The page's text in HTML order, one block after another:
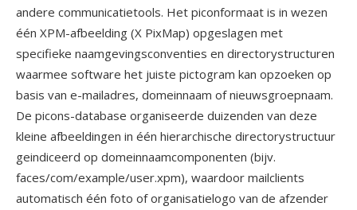
andere communicatietools. Het piconformaat is in wezen
één XPM-afbeelding (X PixMap) opgeslagen met
specifieke naamgevingsconventies en directorystructuren
waarmee software het juiste pictogram kan opzoeken op
basis van e-mailadres, domeinnaam of nieuwsgroepnaam.
De picons-database organiseerde duizenden van deze
kleine afbeeldingen in één hierarchische directorystructuur
geindiceerd op domeinnaamcomponenten (bijv.
faces/com/example/user.xpm), waardoor mailclients
automatisch één foto of organisatielogo van de afzender